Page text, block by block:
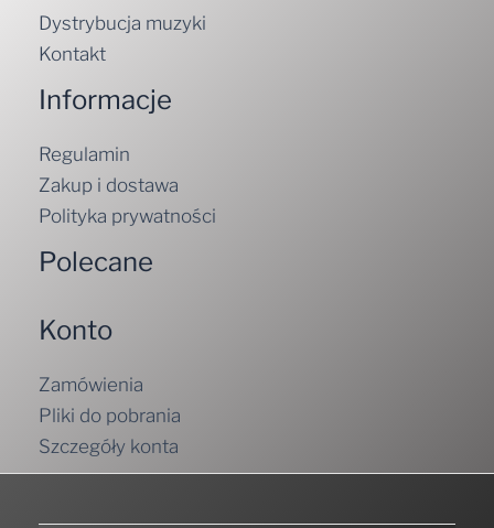
Dystrybucja muzyki
Kontakt
Informacje
Regulamin
Zakup i dostawa
Polityka prywatności
Polecane
Konto
Zamówienia
Pliki do pobrania
Szczegóły konta